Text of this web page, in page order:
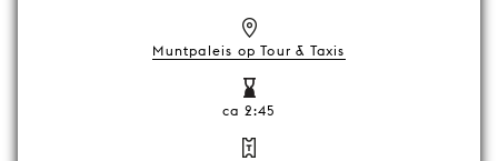
Muntpaleis op Tour & Taxis
ca 2:45